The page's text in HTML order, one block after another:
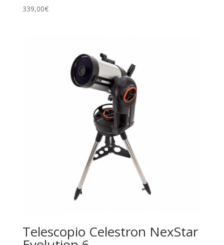
339,00€
Telescopio Celestron NexStar